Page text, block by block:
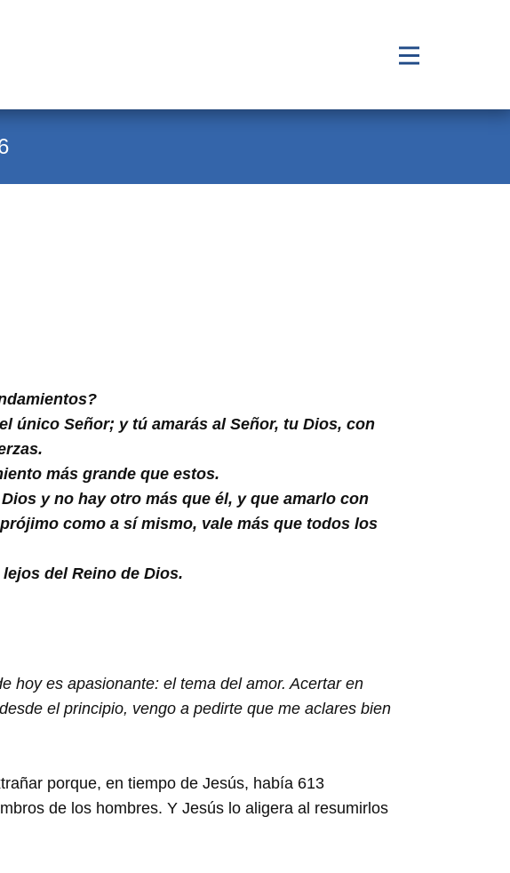
único Señor; y tú amarás al Señor, tu Dios, con
más grande que estos.
y no hay otro más que él, y que amarlo con
como a sí mismo, vale más que todos los
del Reino de Dios.
hoy es apasionante: el tema del amor. Acertar en
el principio, vengo a pedirte que me aclares bien
porque, en tiempo de Jesús, había 613
de los hombres. Y Jesús lo aligera al resumirlos